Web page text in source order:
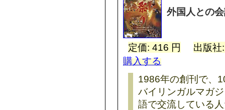
外国人との
定価: 416 円
出版
購入する
1986年の創刊で、
バイリンガルマガ
語で交流している